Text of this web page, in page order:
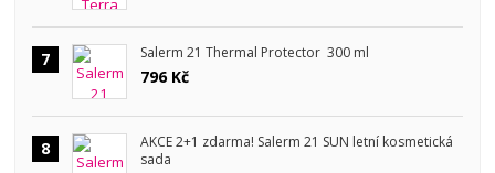
7 Salerm 21 Thermal Protector 300 ml
796 Kč
8
AKCE 2+1 zdarma! Salerm 21 SUN letní kosmetická
sada